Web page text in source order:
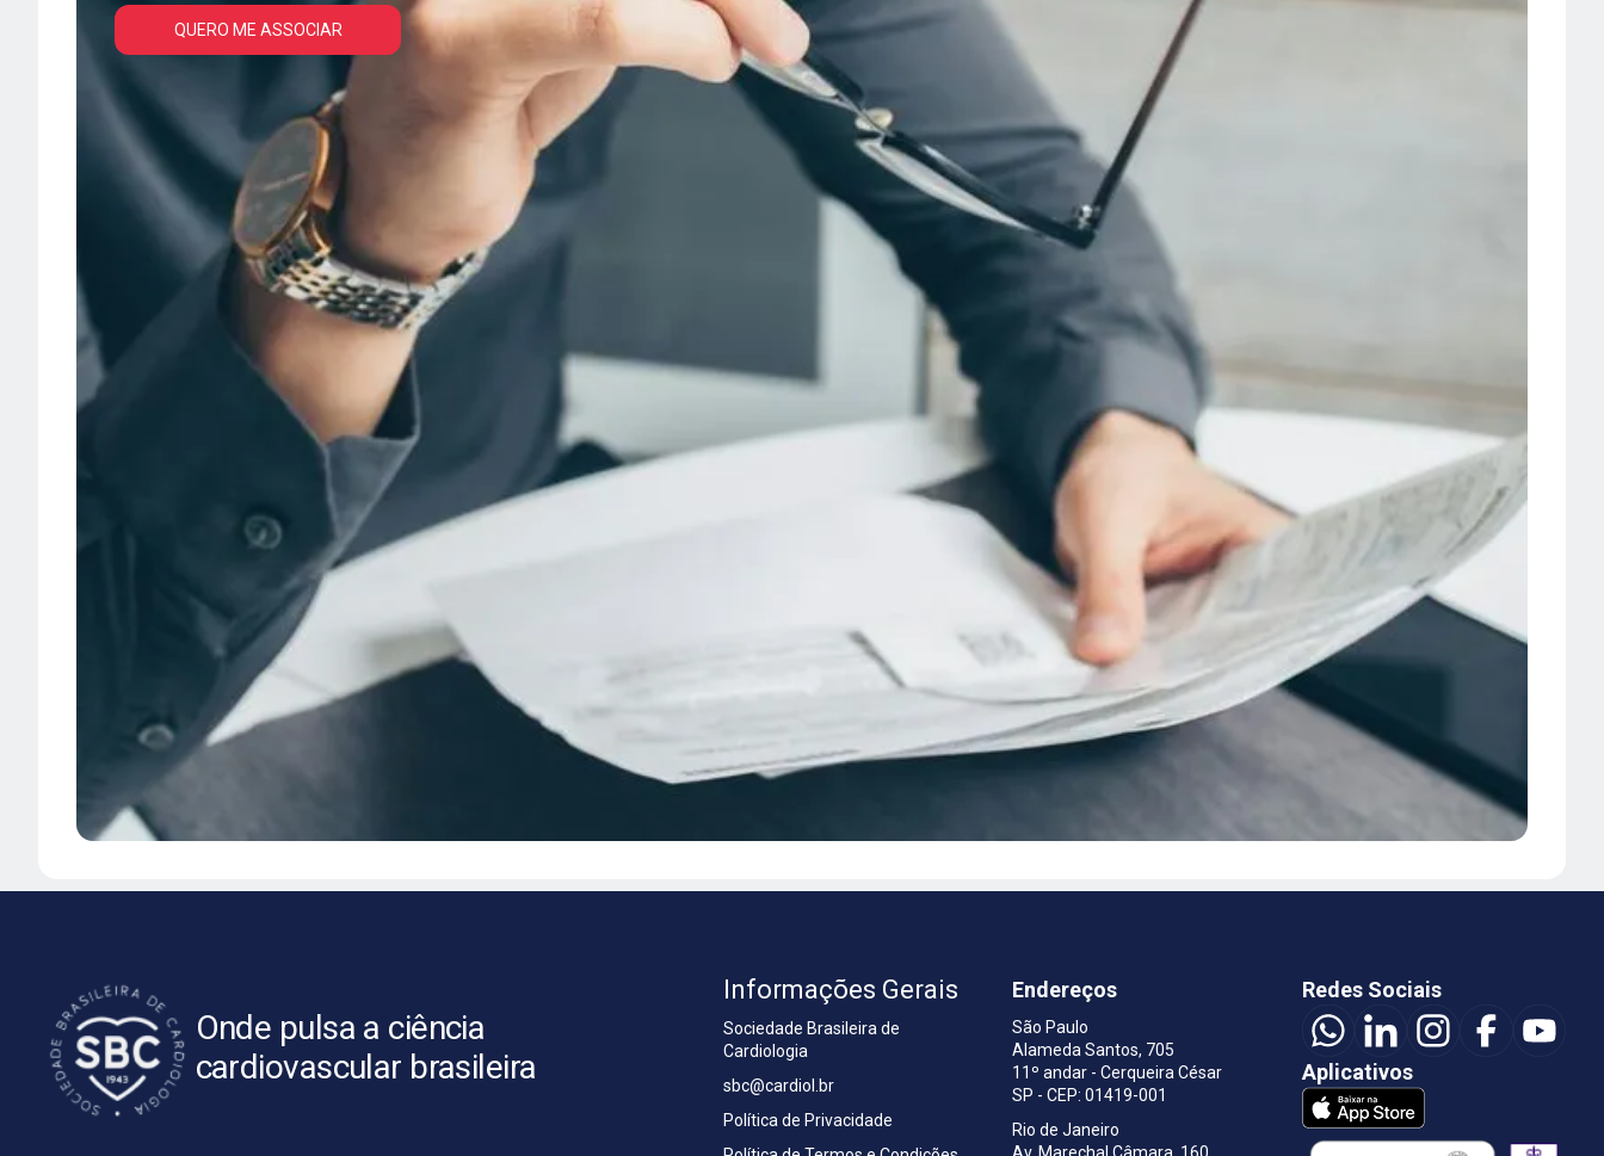
QUERO ME ASSOCIAR
Onde pulsa a ciência
cardiovascular brasileira
Informações Gerais
Sociedade Brasileira de
Cardiologia
sbc@cardiol.br
Política de Privacidade
Endereços
São Paulo
Alameda Santos, 705
11º andar - Cerqueira César
SP - CEP: 01419-001
Rio de Janeiro
Redes Sociais
Aplicativos